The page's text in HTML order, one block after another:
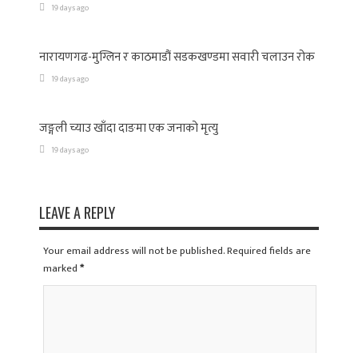
19 days ago
नारायणगढ-मुग्लिन र काठमाडौं सडकखण्डमा सवारी चलाउन रोक
19 days ago
जङ्गली च्याउ खाँदा दाङमा एक जनाको मृत्यु
19 days ago
LEAVE A REPLY
Your email address will not be published. Required fields are
marked*